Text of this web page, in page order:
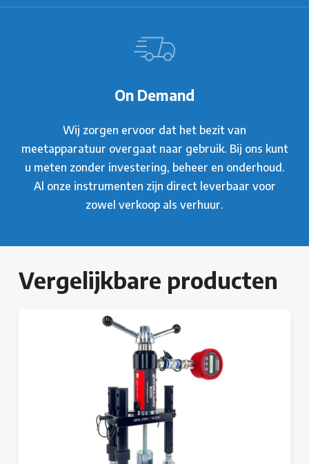
On Demand
Wij zorgen ervoor dat het bezit van
meetapparatuur overgaat naar gebruik. Bij ons kunt
u meten zonder investering, beheer en onderhoud.
Al onze instrumenten zijn direct leverbaar voor
zowel verkoop als verhuur.
Vergelijkbare producten